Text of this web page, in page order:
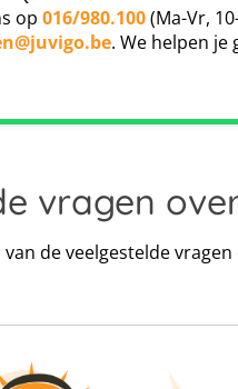
samen met onze
die oplossingen
schadeafhandeling
op016/980.100(Ma-Vr,
. We helpen je
vragen
de veelgestelde